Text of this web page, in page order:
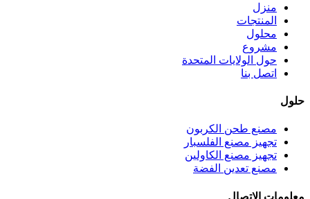
منزل
المنتجات
محلول
مشروع
حول الولايات المتحدة
اتصل بنا
حلول
مصنع طحن الكربون
تجهيز مصنع الفلسبار
تجهيز مصنع الكاولين
مصنع تعدين الفضة
معلومات الاتصال